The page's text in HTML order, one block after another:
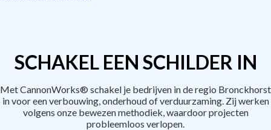
SCHAKEL EEN SCHILDER IN
Met CannonWorks® schakel je bedrijven in de regio Bronckhorst
in voor een verbouwing, onderhoud of verduurzaming. Zij werken
volgens onze bewezen methodiek, waardoor projecten
probleemloos verlopen.